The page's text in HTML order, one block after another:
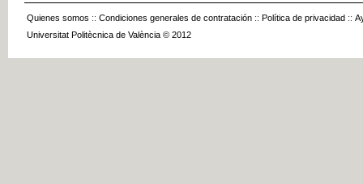
Quienes somos :: Condiciones generales de contratación :: Política de privacidad ::
Universitat Politècnica de València © 2012